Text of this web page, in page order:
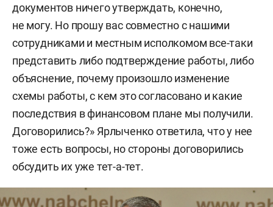
документов ничего утверждать, конечно,
не могу. Но прошу вас совместно с нашими
сотрудниками и местным исполкомом все-таки
представить либо подтверждение работы, либо
объяснение, почему произошло изменение
схемы работы, с кем это согласовано и какие
последствия в финансовом плане мы получили.
Договорились?» Ярлыченко ответила, что у нее
тоже есть вопросы, но стороны договорились
обсудить их уже тет-а-тет.